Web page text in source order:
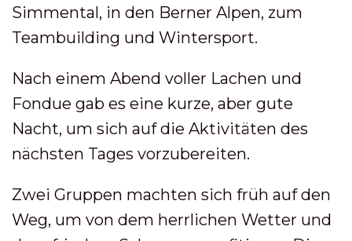
Simmental, in den Berner Alpen, zum
Teambuilding und Wintersport.
Nach einem Abend voller Lachen und
Fondue gab es eine kurze, aber gute
Nacht, um sich auf die Aktivitäten des
nächsten Tages vorzubereiten.
Zwei Gruppen machten sich früh auf den
Weg, um von dem herrlichen Wetter und